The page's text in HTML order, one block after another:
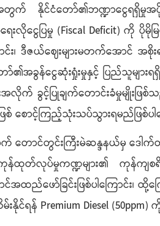
နိုင်ငံတော်၏ဘဏ္ဍာငွေရရှိမှုအပိုင်း
ေးလိုငွေပြမှု (Fiscal Deficit) ကို
ာင်း၊ ဒီဇယ်ဈေးများမတက်အောင် အ
ာ်၏အခွန်ငွေဆုံးရှုံးမှုနှင့် ပြည်သူမျ
အလိုက် ခွင့်ပြုချက်တောင်းခံမှုမျို
ဖြစ် စောင့်ကြည့်သုံးသပ်သွားရမည်ဖြစ်ပ
တောင်တွင်းကြီးမဲဆန္ဒနယ်မှ ဒေါ
ထုတ်လုပ်မှုကဏ္ဍများ၏ ကုန်ကျစရိတ်
အထည်ဖော်ခြင်းဖြစ်ပါကြောင်း၊
းနိုင်ရန် Premium Diesel